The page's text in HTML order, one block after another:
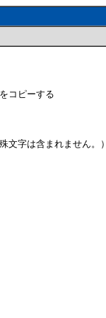
コピーする
文字は含まれません。）